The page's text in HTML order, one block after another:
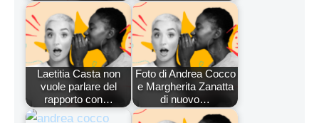
Laetitia Casta non
vuole parlare del
rapporto con…
Foto di Andrea Cocco
e Margherita Zanatta
di nuovo…